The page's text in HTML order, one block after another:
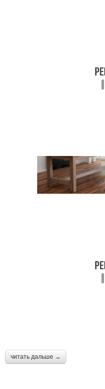
читать дальше →